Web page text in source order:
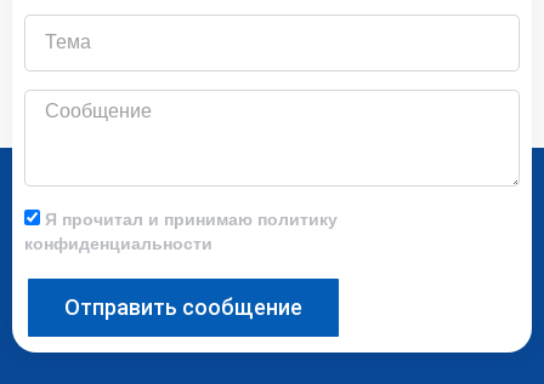
Сообщение
Я прочитал и принимаю политику
конфиденциальности
Отправить сообщение